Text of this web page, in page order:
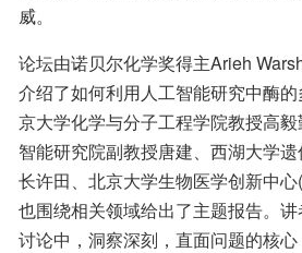
威。
论坛由诺贝尔化学奖得主Arieh
介绍了如何利用人工智能研究中酶
京大学化学与分子工程学院教授高
智能研究院副教授唐建、西湖大学
长许田、北京大学生物医学创新中
也围绕相关领域给出了主题报告。
讨论中，洞察深刻，直面问题的核